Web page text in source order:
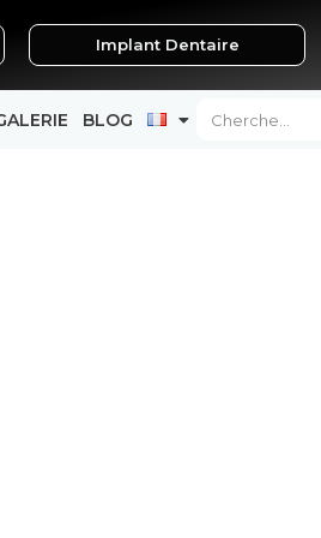
Implant Dentaire
BLOG Search